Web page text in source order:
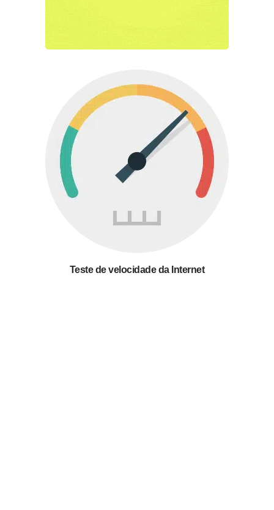
Teste de velocidade da Internet